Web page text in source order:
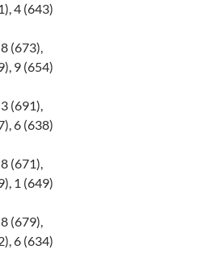
4 (643)
(673),
9 (654)
(691),
6 (638)
(671),
1 (649)
(679),
6 (634)